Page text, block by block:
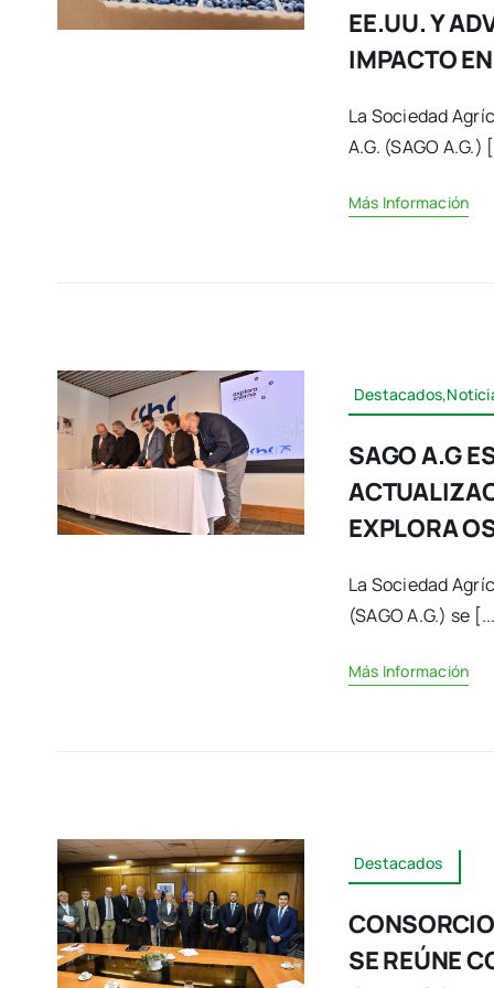
EE.UU. Y
IMPACTO
La Sociedad
A.G. (SAGO A.G.)
Más Información
SAGO A.G
EXPLORA
La Sociedad
(SAGO A.G.) se
Más Información
Destacados
SE REÚNE